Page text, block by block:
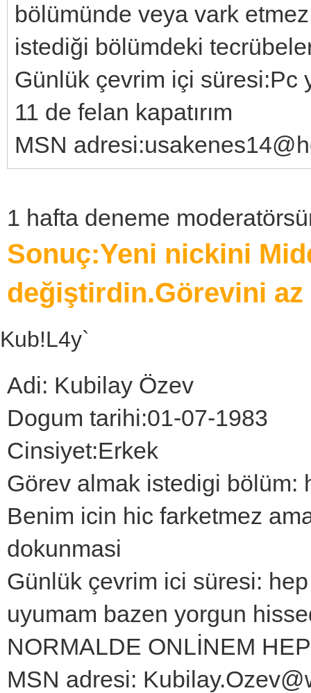
bölümünde veya vark etmez
istediği bölümdeki
Günlük çevrim içi süresi:Pc
11 de felan kapatırım
MSN
1 hafta deneme
Sonuç:Yeni nickini
değiştirdin.Görevini
Kub!L4y`
Adi: Kubilay Özev
Dogum tarihi:01-07-1983
Cinsiyet:Erkek
Görev almak istedigi bölüm:
Benim icin hic farketmez
dokunmasi
Günlük çevrim ici süresi:
uyumam bazen yorgun
NORMALDE ONLİNEM HEP
MSN adresi: